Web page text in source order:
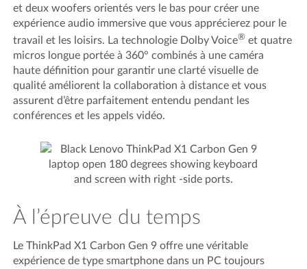
et deux woofers orientés vers le bas pour créer une
expérience audio immersive que vous apprécierez pour le
travail et les loisirs. La technologie Dolby Voice® et quatre
micros longue portée à 360° combinés à une caméra
haute définition pour garantir une clarté visuelle de
qualité améliorent la collaboration à distance et vous
assurent d’être parfaitement entendu pendant les
conférences et les appels vidéo.
À l’épreuve du temps
Le ThinkPad X1 Carbon Gen 9 offre une véritable
expérience de type smartphone dans un PC toujours